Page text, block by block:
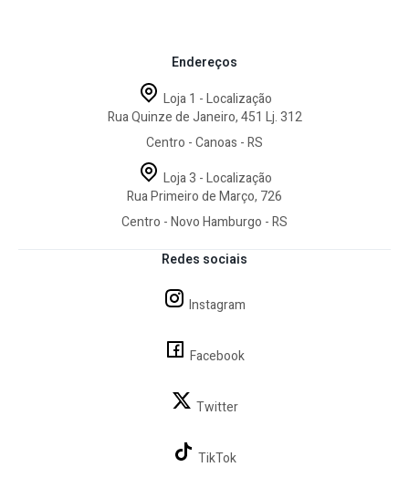
Redes sociais
Instagram
Facebook
Twitter
TikTok
Endereços
Loja 1 - Localização
Rua Quinze de Janeiro, 451 Lj. 312
Centro - Canoas - RS
Loja 3 - Localização
Rua Primeiro de Março, 726
Centro - Novo Hamburgo - RS